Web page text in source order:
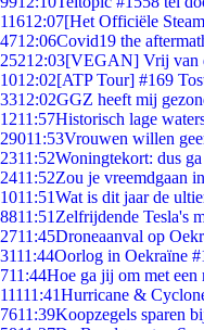
11612:07[Het Officiële
4712:06Covid19 the
25212:03[VEGAN] Vrij van
1012:02[ATP Tour] #169
3312:02GGZ heeft mij
1211:57Historisch lage
29011:53Vrouwen willen
2311:52Woningtekort: dus
2411:52Zou je vreemdgaan
1011:51Wat is dit jaar de
8811:51 Zelfrijdende Tesla's
2711:45Droneaanval op
3111:44Oorlog in Oekraïne
711:44Hoe ga jij om met een
11111:41Hurricane &
7611:39Koopzegels sparen